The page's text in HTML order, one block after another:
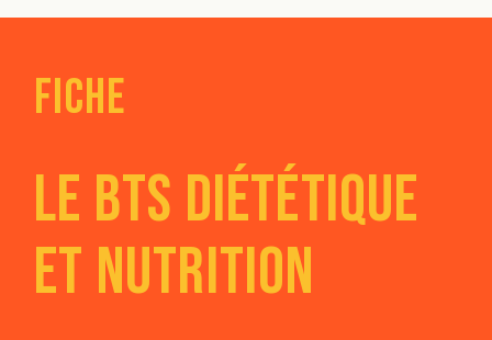
Fiche
Le BTS Diététique
et nutrition